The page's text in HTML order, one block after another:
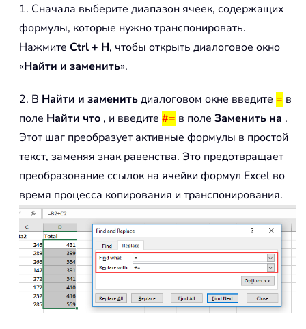
1. Сначала выберите диапазон ячеек, содержащих
формулы, которые нужно транспонировать.
Нажмите Ctrl + H, чтобы открыть диалоговое окно
«Найти и заменить».
2. В Найти и заменитьдиалоговом окне введите = в
поле Найти что , и введите #= в поле Заменить на .
Этот шаг преобразует активные формулы в простой
текст, заменяя знак равенства. Это предотвращает
преобразование ссылок на ячейки формул Excel во
время процесса копирования и транспонирования.